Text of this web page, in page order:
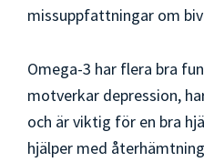
missuppfattningar om
Omega-3 har flera bra
motverkar depression,
och är viktig för en bra
hjälper med